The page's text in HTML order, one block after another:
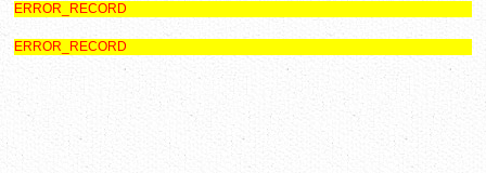
ERROR_RECORD
ERROR_RECORD